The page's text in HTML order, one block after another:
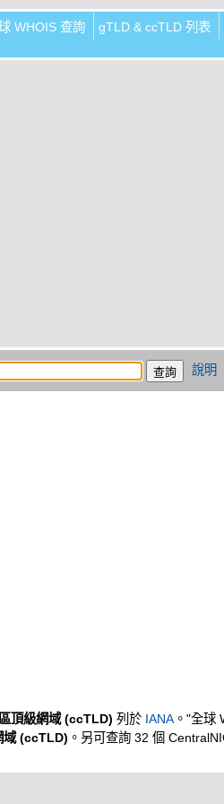
WHOIS 查詢 gTLD & ccTLD 列表
說明
頂級網域 (ccTLD) 列於 IANA 。"全球
域 (ccTLD) 。另可查詢 32 個